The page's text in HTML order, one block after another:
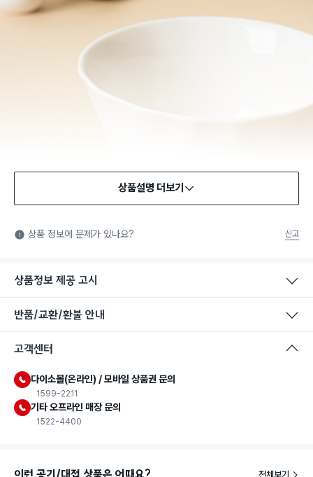
식품용 기구: 식품위생법에서 정한 규격에 따라 제조되어 식품 또
는 식품첨가물에 사용할 수 있는 식품용기구라는 표시입니다.
상품설명 더보기
상품 정보에 문제가 있나요? 신고
상품정보 제공 고시
반품/교환/환불 안내
고객센터
다이소몰(온라인) / 모바일 상품권 문의
1599-2211
기타 오프라인 매장 문의
1522-4400
이런 공기/대접 상품은 어때요? 전체보기